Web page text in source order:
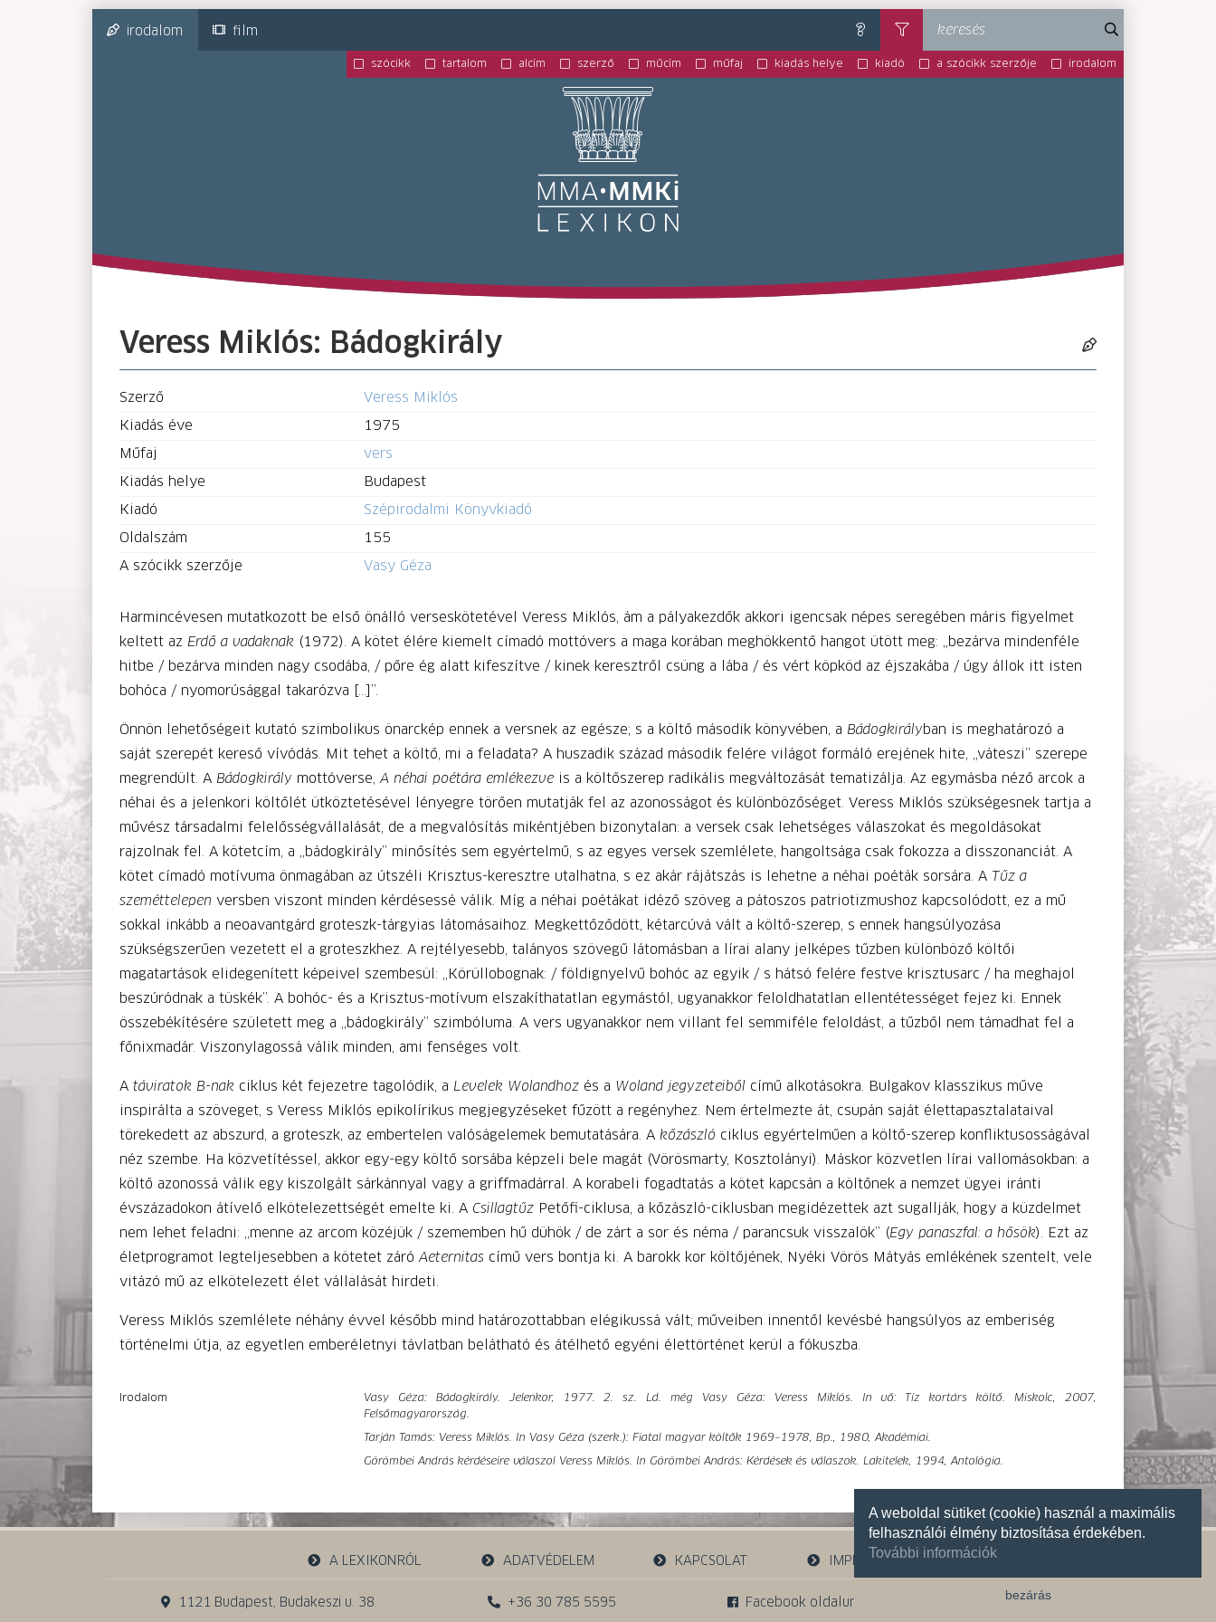
A weboldal sütiket (cookie) használ a maximális
felhasználói élmény biztosítása érdekében.
További információk
bezárás
irodalom film súgó szűrés
szócikk tartalom alcím szerző műcím műfaj kiadás helye kiadó a szócikk szerzője irodalom
keresés
MMA-
Veress Miklós: Bádogkirály
Szerző Veress Miklós
Kiadás éve 1975
Műfaj vers
Kiadás helye Budapest
Kiadó Szépirodalmi Könyvkiadó
Oldalszám 155
A szócikk szerzője Vasy Géza
Harmincévesen mutatkozott be első önálló verseskötetével Veress Miklós, ám a pályakezdők akkori igencsak népes seregében máris figyelmet
keltett az Erdő a vadaknak (1972). A kötet élére kiemelt címadó mottóvers a maga korában meghökkentő hangot ütött meg: „bezárva mindenféle
hitbe / bezárva minden nagy csodába, / pőre ég alatt kifeszítve / kinek keresztről csüng a lába / és vért köpköd az éjszakába / úgy állok itt isten
bohóca / nyomorúsággal takarózva […]”.
Önnön lehetőségeit kutató szimbolikus önarckép ennek a versnek az egésze; s a költő második könyvében, a Bádogkirály ban is meghatározó a
saját szerepét kereső vívódás. Mit tehet a költő, mi a feladata? A huszadik század második felére világot formáló erejének hite, „váteszi” szerepe
megrendült. A Bádogkirály mottóverse, A néhai poétára emlékezve is a költőszerep radikális megváltozását tematizálja. Az egymásba néző arcok a
néhai és a jelenkori költőlét ütköztetésével lényegre törően mutatják fel az azonosságot és különbözőséget. Veress Miklós szükségesnek tartja a
művész társadalmi felelősségvállalását, de a megvalósítás mikéntjében bizonytalan: a versek csak lehetséges válaszokat és megoldásokat
rajzolnak fel. A kötetcím, a „bádogkirály” minősítés sem egyértelmű, s az egyes versek szemlélete, hangoltsága csak fokozza a disszonanciát. A
kötet címadó motívuma önmagában az útszéli Krisztus-keresztre utalhatna, s ez akár rájátszás is lehetne a néhai poéták sorsára. A Tűz a
szeméttelepen versben viszont minden kérdésessé válik. Míg a néhai poétákat idéző szöveg a pátoszos patriotizmushoz kapcsolódott, ez a mű
sokkal inkább a neoavantgárd groteszk-tárgyias látomásaihoz. Megkettőződött, kétarcúvá vált a költő-szerep, s ennek hangsúlyozása
szükségszerűen vezetett el a groteszkhez. A rejtélyesebb, talányos szövegű látomásban a lírai alany jelképes tűzben különböző költői
magatartások elidegenített képeivel szembesül: „Körüllobognak: / földignyelvű bohóc az egyik / s hátsó felére festve krisztusarc / ha meghajol
beszúródnak a tüskék”. A bohóc- és a Krisztus-motívum elszakíthatatlan egymástól, ugyanakkor feloldhatatlan ellentétességet fejez ki. Ennek
összebékítésére született meg a „bádogkirály” szimbóluma. A vers ugyanakkor nem villant fel semmiféle feloldást, a tűzből nem támadhat fel a
főnixmadár. Viszonylagossá válik minden, ami fenséges volt.
A táviratok B-nak ciklus két fejezetre tagolódik, a Levelek Wolandhoz és a Woland jegyzeteiből című alkotásokra. Bulgakov klasszikus műve
inspirálta a szöveget, s Veress Miklós epikolírikus megjegyzéseket fűzött a regényhez. Nem értelmezte át, csupán saját élettapasztalataival
törekedett az abszurd, a groteszk, az embertelen valóságelemek bemutatására. A kőzászló ciklus egyértelműen a költő-szerep konfliktusosságával
néz szembe. Ha közvetítéssel, akkor egy-egy költő sorsába képzeli bele magát (Vörösmarty, Kosztolányi). Máskor közvetlen lírai vallomásokban: a
költő azonossá válik egy kiszolgált sárkánnyal vagy a griffmadárral. A korabeli fogadtatás a kötet kapcsán a költőnek a nemzet ügyei iránti
évszázadokon átívelő elkötelezettségét emelte ki. A Csillagtűz Petőfi-ciklusa, a kőzászló-ciklusban megidézettek azt sugallják, hogy a küzdelmet
nem lehet feladni: „menne az arcom közéjük / szememben hű dühök / de zárt a sor és néma / parancsuk visszalök” (Egy panaszfal: a hősök). Ezt az
életprogramot legteljesebben a kötetet záró Aeternitas című vers bontja ki. A barokk kor költőjének, Nyéki Vörös Mátyás emlékének szentelt, vele
vitázó mű az elkötelezett élet vállalását hirdeti.
Veress Miklós szemlélete néhány évvel később mind határozottabban elégikussá vált; műveiben innentől kevésbé hangsúlyos az emberiség
történelmi útja, az egyetlen emberéletnyi távlatban belátható és átélhető egyéni élettörténet kerül a fókuszba.
Irodalom
Vasy Géza: Bádogkirály. Jelenkor, 1977. 2. sz. Ld. még Vasy Géza: Veress Miklós. In uő: Tíz kortárs költő. Miskolc, 2007,
Felsőmagyarország.
Tarján Tamás: Veress Miklós. In Vasy Géza (szerk.): Fiatal magyar költők 1969–1978, Bp., 1980, Akadémiai.
Görömbei András kérdéseire válaszol Veress Miklós. In Görömbei András: Kérdések és válaszok. Lakitelek, 1994, Antológia.
A LEXIKONRÓL ADATVÉDELEM KAPCSOLAT IMPRESSZUM
1121 Budapest, Budakeszi u. 38. +36 30 785 5595 Facebook oldalunk Instagram